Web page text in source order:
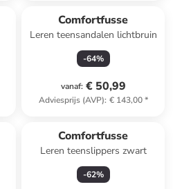
Comfortfusse
Leren teensandalen lichtbruin
-64%
vanaf: € 50,99
Adviesprijs (AVP): € 143,00*
Comfortfusse
Leren teenslippers zwart
-62%